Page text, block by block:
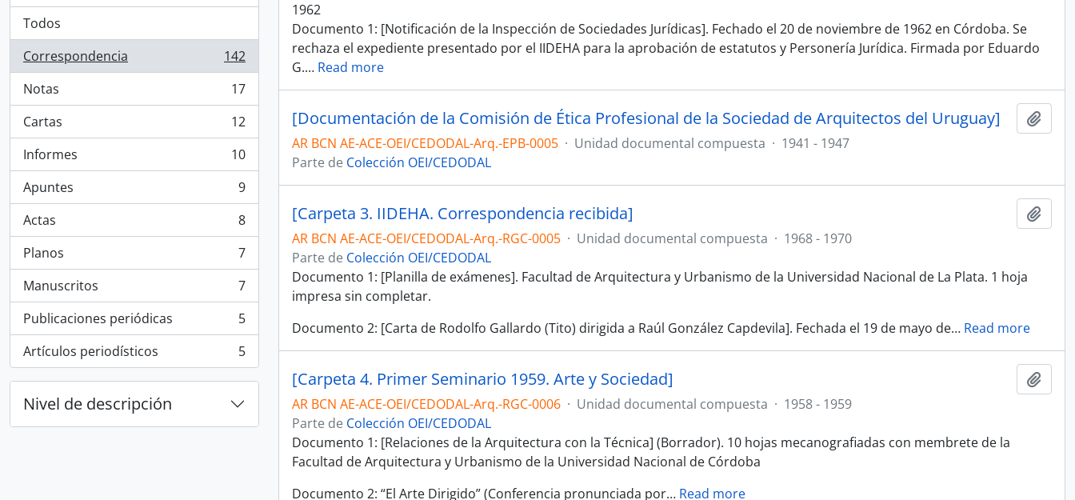
Todos
Correspondencia
, 142 resultados
142
Notas
, 17 resultados
17
Cartas
, 12 resultados
12
Informes
, 10 resultados
10
Apuntes
, 9 resultados
9
Actas
, 8 resultados
8
Planos
, 7 resultados
7
Manuscritos
, 7 resultados
7
Publicaciones periódicas
, 5 resultados
5
Artículos periodísticos
, 5 resultados 5
Nivel de descripción
1962
Documento 1: [Notificación de la Inspección de Sociedades Jurídicas]. Fechado el 20 de noviembre de 1962 en Córdoba. Se
rechaza el expediente presentado por el IIDEHA para la aprobación de estatutos y Personería Jurídica. Firmada por Eduardo
G.… Read more
[Documentación de la Comisión de Ética Profesional de la Sociedad de Arquitectos del Uruguay]
AR BCN AE-ACE-OEI/CEDODAL-Arq.-EPB-0005 · Unidad documental compuesta · 1941 - 1947
Parte de Colección OEI/CEDODAL
[Carpeta 3. IIDEHA. Correspondencia recibida]
AR BCN AE-ACE-OEI/CEDODAL-Arq.-RGC-0005 · Unidad documental compuesta · 1968 - 1970
Parte de Colección OEI/CEDODAL
Documento 1: [Planilla de exámenes]. Facultad de Arquitectura y Urbanismo de la Universidad Nacional de La Plata. 1 hoja
impresa sin completar.
Documento 2: [Carta de Rodolfo Gallardo (Tito) dirigida a Raúl González Capdevila]. Fechada el 19 de mayo de… Read more
[Carpeta 4. Primer Seminario 1959. Arte y Sociedad]
AR BCN AE-ACE-OEI/CEDODAL-Arq.-RGC-0006 · Unidad documental compuesta · 1958 - 1959
Parte de Colección OEI/CEDODAL
Documento 1: [Relaciones de la Arquitectura con la Técnica] (Borrador). 10 hojas mecanografiadas con membrete de la
Facultad de Arquitectura y Urbanismo de la Universidad Nacional de Córdoba
Documento 2: “El Arte Dirigido” (Conferencia pronunciada por… Read more